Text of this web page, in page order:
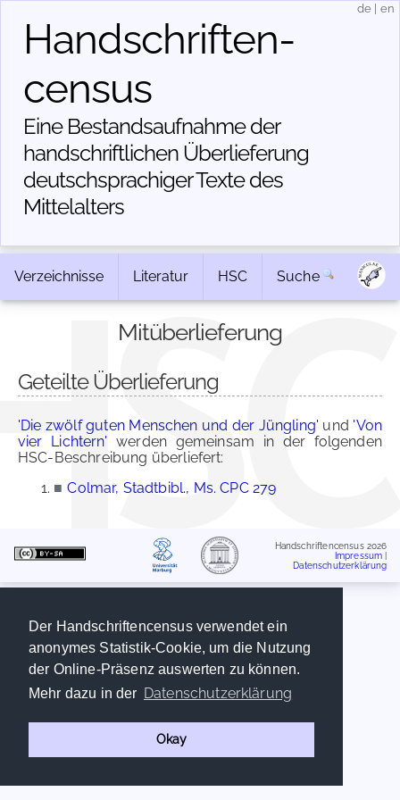
Der Handschriftencensus verwendet ein
anonymes Statistik-Cookie, um die Nutzung
der Online-Präsenz auswerten zu können.
Mehr dazu in der Datenschutzerklärung
Okay
Handschriften­
census
Eine Bestandsaufnahme der
handschriftlichen Über­lieferung
deutschsprachiger Texte des
Mittelalters
de en
Verzeichnisse Literatur HSC Suche
Mitüberlieferung
Geteilte Überlieferung
'Die zwölf guten Menschen und der Jüngling' und 'Von
vier Lichtern' werden gemeinsam in der folgenden
HSC-Beschreibung überliefert:
■ Colmar, Stadtbibl., Ms. CPC 279
Handschriftencensus 2026
Impressum
Datenschutzerklärung